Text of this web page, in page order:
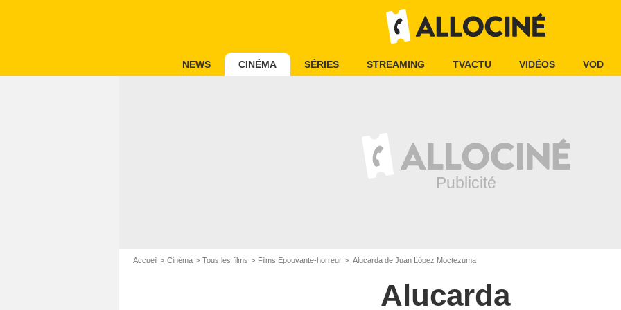
NEWS CINÉMA SÉRIES STREAMING TVACTU VIDÉOS VOD
Accueil Cinéma Tous les films Films Epouvante-horreur Alucarda de Juan López Moctezuma
Alucarda